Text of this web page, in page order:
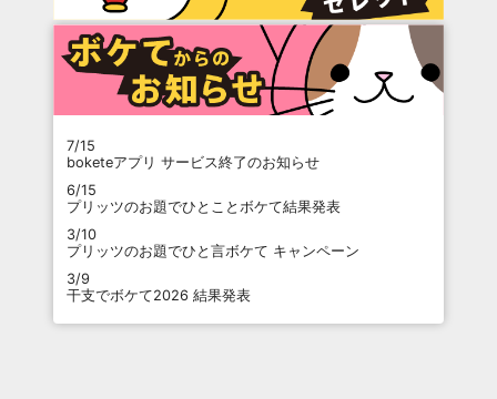
7/15
boketeアプリ サービス終了のお知らせ
6/15
プリッツのお題でひとことボケて結果発表
3/10
プリッツのお題でひと言ボケて キャンペーン
3/9
干支でボケて2026 結果発表